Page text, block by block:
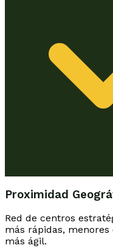
Proximidad
Red de centros
más rápidas,
más ágil.